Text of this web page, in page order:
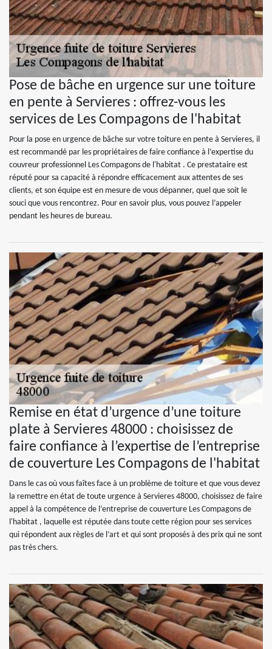
Pose de bâche en urgence sur une toiture
en pente à Servieres : offrez-vous les
services de Les Compagons de l'habitat
Pour la pose en urgence de bâche sur votre toiture en pente à Servieres, il
est recommandé par les propriétaires de faire confiance à l’expertise du
couvreur professionnel Les Compagons de l'habitat . Ce prestataire est
réputé pour sa capacité à répondre efficacement aux attentes de ses
clients, et son équipe est en mesure de vous dépanner, quel que soit le
souci que vous rencontrez. Pour en savoir plus, vous pouvez l’appeler
pendant les heures de bureau.
Remise en état d’urgence d’une toiture
plate à Servieres 48000 : choisissez de
faire confiance à l’expertise de l’entreprise
de couverture Les Compagons de l'habitat
Dans le cas où vous faîtes face à un problème de toiture et que vous devez
la remettre en état de toute urgence à Servieres 48000, choisissez de faire
appel à la compétence de l’entreprise de couverture Les Compagons de
l'habitat , laquelle est réputée dans toute cette région pour ses services
qui répondent aux règles de l’art et qui sont proposés à des prix qui ne sont
pas très chers.